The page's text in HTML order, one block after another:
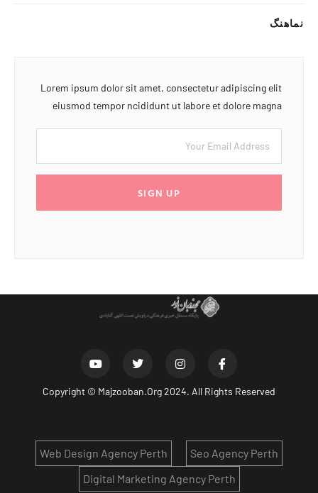
نماهنگ
Lorem ipsum dolor sit amet, consectetur adipiscing elit
eiusmod tempor ncididunt ut labore et dolore magna
SIGN UP
Copyright © Majzooban.Org2024. All Rights Reserved
Seo Agency Perth
Web Design Agency Perth
Digital Marketing Agency Perth